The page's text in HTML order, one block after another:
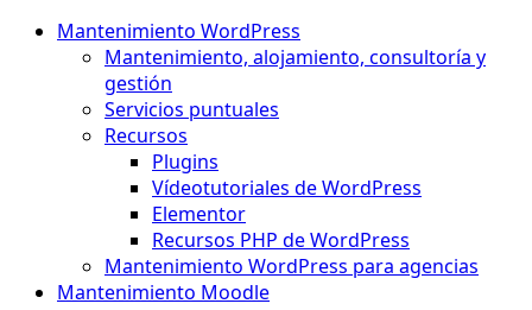
Mantenimiento WordPress
Mantenimiento, alojamiento, consultoría y
gestión
Servicios puntuales
Recursos
Plugins
Vídeotutoriales de WordPress
Elementor
Recursos PHP de WordPress
Mantenimiento WordPress para agencias
Mantenimiento Moodle